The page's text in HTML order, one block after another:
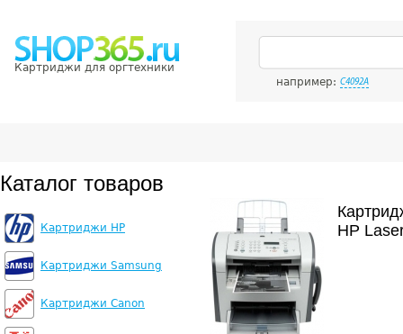
Картриджи для оргтехники
например: C4092A
Каталог товаров
Картриджи HP
Картриджи Samsung
Картриджи Canon
HP